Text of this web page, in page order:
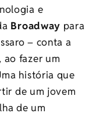
e
Broadway para
– conta a
ao fazer um
história que
de um jovem
de um